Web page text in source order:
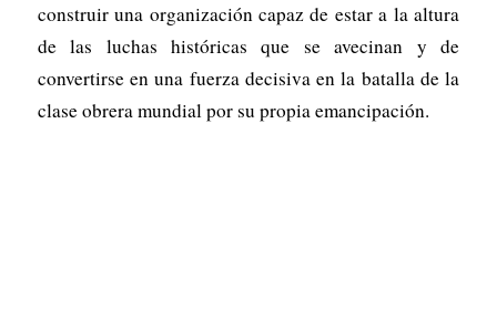
construir una organización capaz de estar a la altura
de las luchas históricas que se avecinan y de
convertirse en una fuerza decisiva en la batalla de la
clase obrera mundial por su propia emancipación.